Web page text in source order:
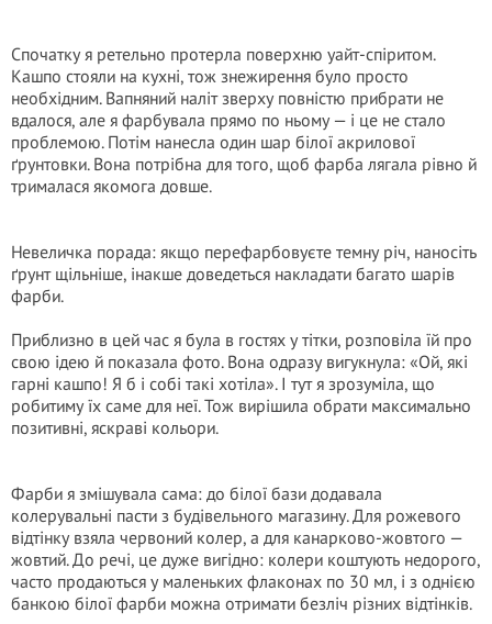
Спочатку я ретельно протерла поверхню уайт-спіритом.
Кашпо стояли на кухні, тож знежирення було просто
необхідним. Вапняний наліт зверху повністю прибрати не
вдалося, але я фарбувала прямо по ньому — і це не стало
проблемою. Потім нанесла один шар білої акрилової
ґрунтовки. Вона потрібна для того, щоб фарба лягала рівно й
трималася якомога довше.
Невеличка порада: якщо перефарбовуєте темну річ, наносіть
ґрунт щільніше, інакше доведеться накладати багато шарів
фарби.
Приблизно в цей час я була в гостях у тітки, розповіла їй про
свою ідею й показала фото. Вона одразу вигукнула: «Ой, які
гарні кашпо! Я б і собі такі хотіла». І тут я зрозуміла, що
робитиму їх саме для неї. Тож вирішила обрати максимально
позитивні, яскраві кольори.
Фарби я змішувала сама: до білої бази додавала
колерувальні пасти з будівельного магазину. Для рожевого
відтінку взяла червоний колер, а для канарково-жовтого —
жовтий. До речі, це дуже вигідно: колери коштують недорого,
часто продаються у маленьких флаконах по 30 мл, і з однією
банкою білої фарби можна отримати безліч різних відтінків.